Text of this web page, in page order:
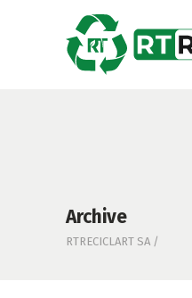
Archive
RTRECICLART SA /